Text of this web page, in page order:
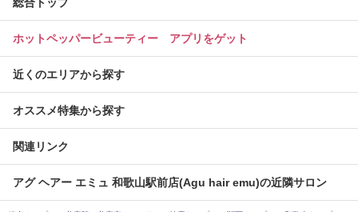
ホットペッパービューティー アプリをゲット
近くのエリアから探す
オススメ特集から探す
関連リンク
アグ ヘアー エミュ 和歌山駅前店(Agu hair emu)の近隣サロン